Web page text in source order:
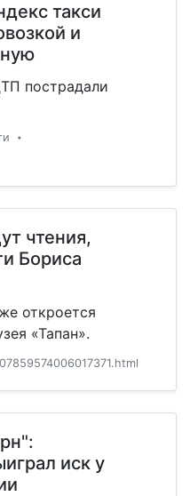
такси
и
пострадали
•
чтения,
Бориса
откроется
«Тапан».
иск у